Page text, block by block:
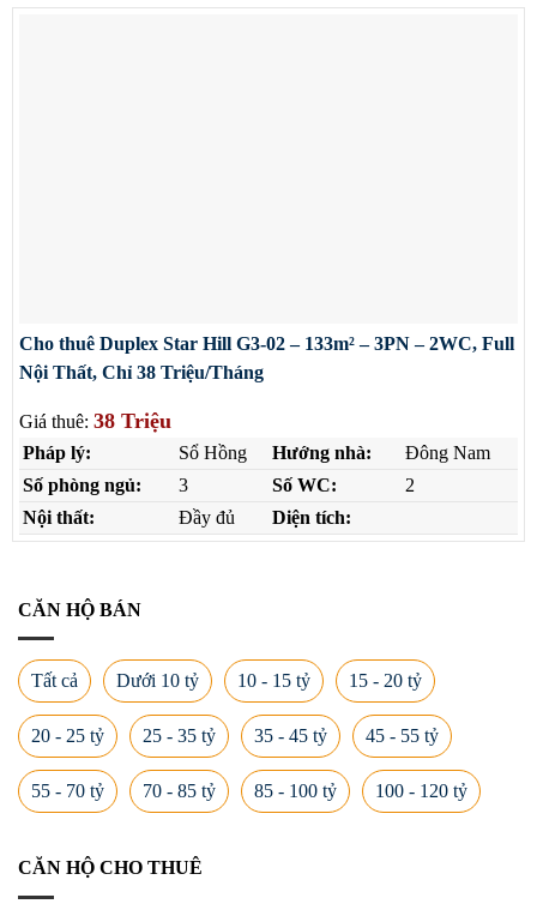
Cho thuê Duplex Star Hill G3-02 – 133m² – 3PN – 2WC, Full
Nội Thất, Chỉ 38 Triệu/Tháng
Giá thuê: 38 Triệu
Pháp lý: Sổ Hồng Hướng nhà:
Đông Nam
Số phòng ngủ:
3 Số WC:
2
Nội thất:
Đầy đủ Diện tích:
CĂN HỘ BÁN
Tất cả Dưới 10 tỷ 10 - 15 tỷ 15 - 20 tỷ
20 - 25 tỷ 25 - 35 tỷ 35 - 45 tỷ 45 - 55 tỷ
55 - 70 tỷ 70 - 85 tỷ 85 - 100 tỷ 100 - 120 tỷ
CĂN HỘ CHO THUÊ